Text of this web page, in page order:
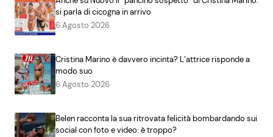
si parla di cicogna in arrivo
6 Agosto 2026
Cristina Marino è davvero incinta? L’attrice risponde a
modo suo
6 Agosto 2026
Belen racconta la sua ritrovata felicità bombardando sui
social con foto e video: è troppo?